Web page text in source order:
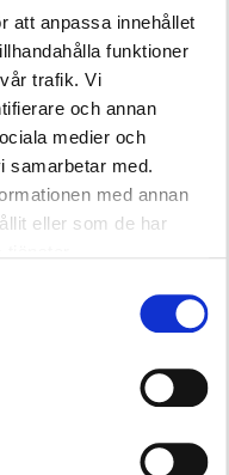
att anpassa innehållet
funktioner
trafik. Vi
och annan
medier och
samarbetar med.
med annan
eller som de har
är de
exempel arbetar ni ofta
egna arbetsplatsen.
skyddsronder, analys av
diskussioner kring
både förståelse och
får verktyg som går att
eftersom rollen
Läs mer om hur